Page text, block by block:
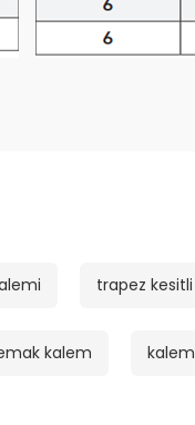
trapez kesitli
kalem kalem